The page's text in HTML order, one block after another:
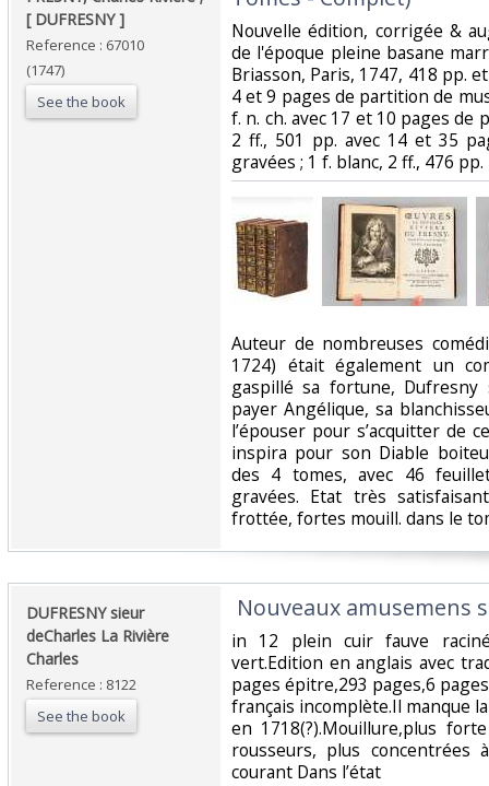
[ DUFRESNY ]‎
Reference : 67010
(1747)
See the book
‎Nouvelle édition, corrigée &
de l'époque pleine basane
Briasson, Paris, 1747, 418 pp.
4 et 9 pages de partition de
f. n. ch. avec 17 et 10 pages
2 ff., 501 pp. avec 14 et 35
gravées ; 1 f. blanc, 2 ff., 476 pp. ‎
‎Auteur de nombreuses
1724) était également un
gaspillé sa fortune,
payer Angélique, sa
l’épouser pour s’acquitter de
inspira pour son Diable
des 4 tomes, avec 46
gravées. Etat très
frottée, fortes mouill. dans le
‎DUFRESNY sieur
deCharles La Rivière
Charles‎
Reference : 8122
See the book
Nouveaux amusemens
‎in 12 plein cuir fauve
vert.Edition en anglais avec
pages épitre,293 pages,6
français incomplète.Il manque
en 1718(?).Mouillure,plus
rousseurs, plus concentrées
courant Dans l’état ‎